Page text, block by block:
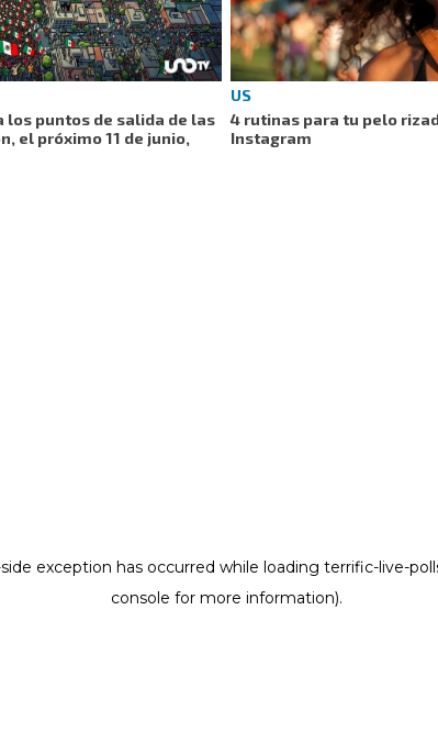
los puntos de salida de las
el próximo 11 de junio,
US
4 rutinas para tu pelo
Instagram